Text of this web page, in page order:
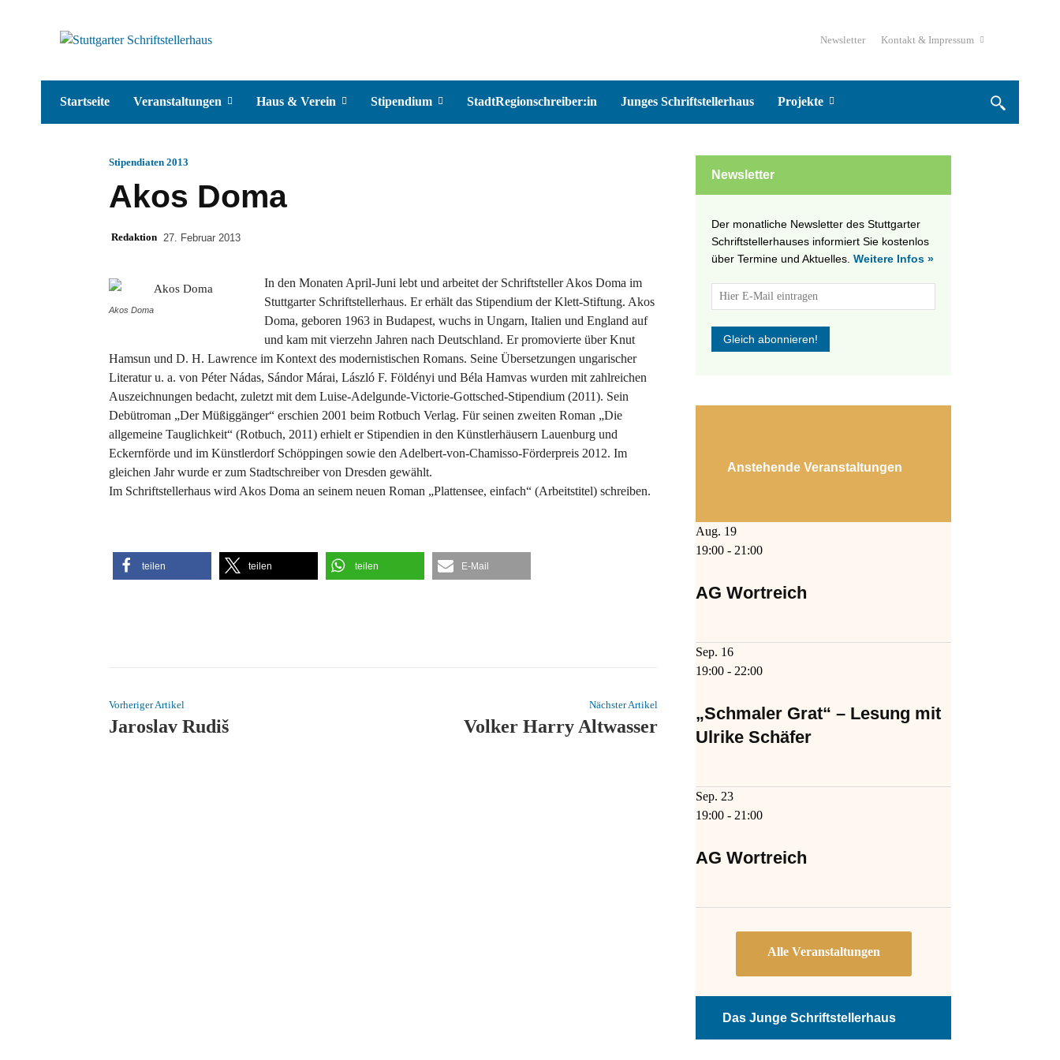
Newsletter Kontakt & Impressum
Startseite Veranstaltungen Haus & Verein Stipendium StadtRegionschreiber:in Junges Schriftstellerhaus Projekte
Stipendiaten 2013
Akos Doma
Redaktion 27. Februar 2013
Akos Doma
In den Monaten April-Juni lebt und arbeitet der Schriftsteller Akos Doma im
Stuttgarter Schriftstellerhaus. Er erhält das Stipendium der Klett-Stiftung. Akos
Doma, geboren 1963 in Budapest, wuchs in Ungarn, Italien und England auf
und kam mit vierzehn Jahren nach Deutschland. Er promovierte über Knut
Hamsun und D. H. Lawrence im Kontext des modernistischen Romans. Seine Übersetzungen ungarischer
Literatur u. a. von Péter Nádas, Sándor Márai, László F. Földényi und Béla Hamvas wurden mit zahlreichen
Auszeichnungen bedacht, zuletzt mit dem Luise-Adelgunde-Victorie-Gottsched-Stipendium (2011). Sein
Debütroman „Der Müßiggänger“ erschien 2001 beim Rotbuch Verlag. Für seinen zweiten Roman „Die
allgemeine Tauglichkeit“ (Rotbuch, 2011) erhielt er Stipendien in den Künstlerhäusern Lauenburg und
Eckernförde und im Künstlerdorf Schöppingen sowie den Adelbert-von-Chamisso-Förderpreis 2012. Im
gleichen Jahr wurde er zum Stadtschreiber von Dresden gewählt.
Im Schriftstellerhaus wird Akos Doma an seinem neuen Roman „Plattensee, einfach“ (Arbeitstitel) schreiben.
teilen teilen teilen E-Mail
Vorheriger Artikel
Jaroslav Rudiš
Nächster Artikel
Volker Harry Altwasser
Newsletter
Der monatliche Newsletter des Stuttgarter
Schriftstellerhauses informiert Sie kostenlos
über Termine und Aktuelles. Weitere Infos »
Anstehende Veranstaltungen
Aug. 19
19:00 - 21:00
AG Wortreich
Sep. 16
19:00 - 22:00
„Schmaler Grat“ – Lesung mit
Ulrike Schäfer
Sep. 23
19:00 - 21:00
AG Wortreich
Das Junge Schriftstellerhaus